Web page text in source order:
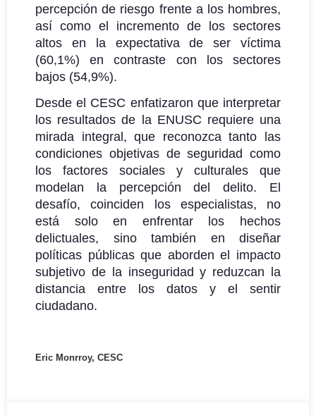
percepción de riesgo frente a los hombres,
así como el incremento de los sectores
altos en la expectativa de ser víctima
(60,1%) en contraste con los sectores
bajos (54,9%).
Desde el CESC enfatizaron que interpretar
los resultados de la ENUSC requiere una
mirada integral, que reconozca tanto las
condiciones objetivas de seguridad como
los factores sociales y culturales que
modelan la percepción del delito. El
desafío, coinciden los especialistas, no
está solo en enfrentar los hechos
delictuales, sino también en diseñar
políticas públicas que aborden el impacto
subjetivo de la inseguridad y reduzcan la
distancia entre los datos y el sentir
ciudadano.
Eric Monrroy, CESC